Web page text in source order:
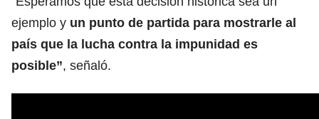
ejemplo y un punto de partida para mostrarle al
país que la lucha contra la impunidad es
posible”, señaló.